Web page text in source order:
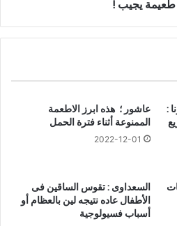
طعيمة يجيب !
:
عاشور ؛ هذه ابرز الاطعمة
الممنوعة أثناء فترة الحمل
2022-12-01
السعداوى : تقوس الساقين فى
الأطفال عاده نتيجه لين بالعظام أو
أسباب فسيولوجية